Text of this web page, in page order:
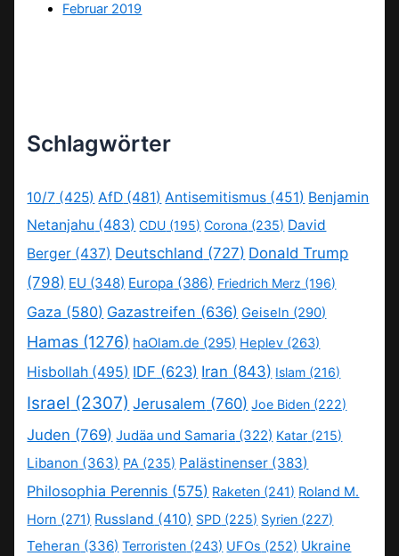
Februar 2019
Schlagwörter
10/7 (425) AfD (481) Antisemitismus (451) Benjamin
Netanjahu (483) CDU (195) Corona (235) David
Berger (437) Deutschland (727) Donald Trump
(798) EU (348) Europa (386) Friedrich Merz (196)
Gaza (580) Gazastreifen (636) Geiseln (290)
Hamas (1276) haOlam.de (295) Heplev (263)
Hisbollah (495) IDF (623) Iran (843) Islam (216)
Israel (2307) Jerusalem (760) Joe Biden (222)
Juden (769) Judäa und Samaria (322) Katar (215)
Libanon (363) PA (235) Palästinenser (383)
Philosophia Perennis (575) Raketen (241) Roland M.
Horn (271) Russland (410) SPD (225) Syrien (227)
Teheran (336) Terroristen (243) UFOs (252) Ukraine